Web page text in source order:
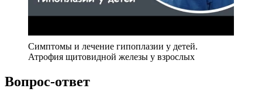
Симптомы и лечение гипоплазии у детей.
Атрофия щитовидной железы у взрослых
Вопрос-ответ